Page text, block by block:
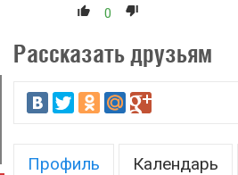
0
Рассказать друзьям
Профиль Календарь